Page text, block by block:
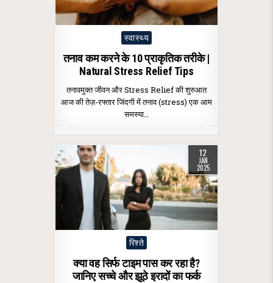
Posted
स्वास्थ्य
तनाव कम करने के 10 प्राकृतिक तरीके |
Natural Stress Relief Tips
तनावमुक्त जीवन और Stress Relief की शुरुआत
आज की तेज़-रफ्तार जिंदगी में तनाव (stress) एक आम
समस्या…
12
JAN
2025
Posted
रिश्ते
क्या वह सिर्फ टाइम पास कर रहा है?
जानिए सच्चे और झूठे इरादों का फर्क